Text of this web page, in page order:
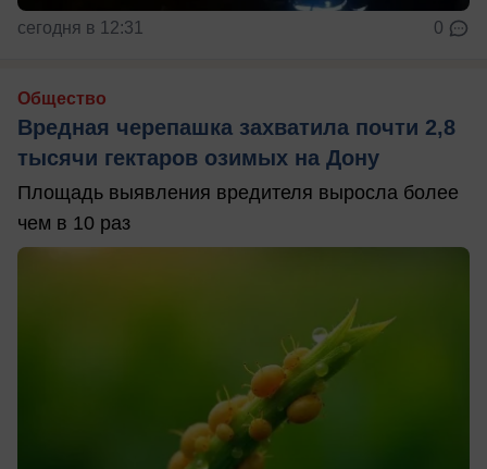
сегодня в 12:31 0
Общество
Вредная черепашка захватила почти 2,8
тысячи гектаров озимых на Дону
Площадь выявления вредителя выросла более
чем в 10 раз